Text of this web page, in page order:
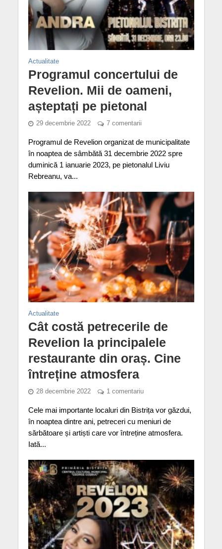
Actualitate
Programul concertului de
Revelion. Mii de oameni,
așteptați pe pietonal
29 decembrie 2022 7 comentarii
Programul de Revelion organizat de municipalitate
în noaptea de sâmbătă 31 decembrie 2022 spre
duminică 1 ianuarie 2023, pe pietonalul Liviu
Rebreanu, va...
Actualitate
Cât costă petrecerile de
Revelion la principalele
restaurante din oraș. Cine
întreține atmosfera
28 decembrie 2022 1 comentariu
Cele mai importante localuri din Bistrița vor găzdui,
în noaptea dintre ani, petreceri cu meniuri de
sărbătoare și artiști care vor întreține atmosfera.
Iată...